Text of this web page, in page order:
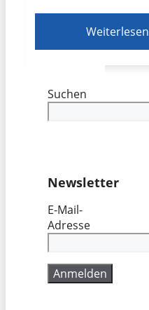
Weiterlesen
Suchen
Newsletter
E-Mail-
Adresse